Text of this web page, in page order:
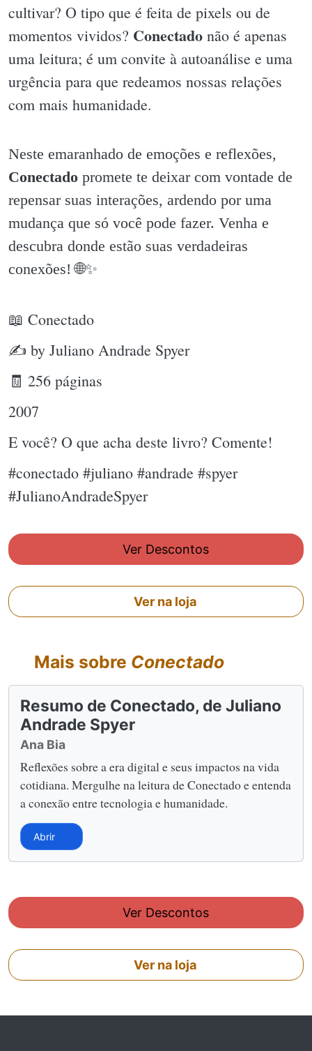
cultivar? O tipo que é feita de pixels ou de
momentos vividos? Conectado não é apenas
uma leitura; é um convite à autoanálise e uma
urgência para que redeamos nossas relações
com mais humanidade.
Neste emaranhado de emoções e reflexões,
Conectado promete te deixar com vontade de
repensar suas interações, ardendo por uma
mudança que só você pode fazer. Venha e
descubra donde estão suas verdadeiras
conexões! 🌐✨️
📖 Conectado
✍ by Juliano Andrade Spyer
🧾 256 páginas
2007
E você? O que acha deste livro? Comente!
#conectado #juliano #andrade #spyer
#JulianoAndradeSpyer
Ver Descontos
Ver na loja
Mais sobre Conectado
Resumo de Conectado, de Juliano
Andrade Spyer
Ana Bia
Reflexões sobre a era digital e seus impactos na vida
cotidiana. Mergulhe na leitura de Conectado e entenda
a conexão entre tecnologia e humanidade.
Abrir
Ver Descontos
Ver na loja